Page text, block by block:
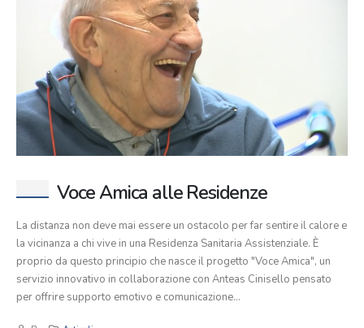
Voce Amica alle Residenze
La distanza non deve mai essere un ostacolo per far sentire il calore e
la vicinanza a chi vive in una Residenza Sanitaria Assistenziale. È
proprio da questo principio che nasce il progetto "Voce Amica", un
servizio innovativo in collaborazione con Anteas Cinisello pensato
per offrire supporto emotivo e comunicazione...